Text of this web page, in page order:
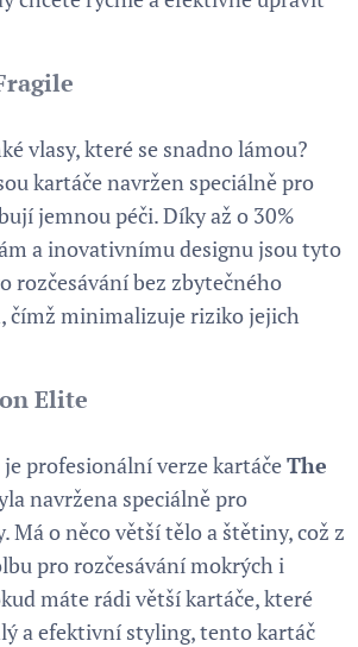
vlasy, které se snadno lámou?
kartáče navržen speciálně pro
jemnou péči. Díky až o 30%
a inovativnímu designu jsou tyto
rozčesávání bez zbytečného
čímž minimalizuje riziko jejich
Elite
je profesionální verze kartáčeThe
navržena speciálně pro
Má o něco větší tělo a štětiny, což z
pro rozčesávání mokrých i
máte rádi větší kartáče, které
a efektivní styling, tento kartáč